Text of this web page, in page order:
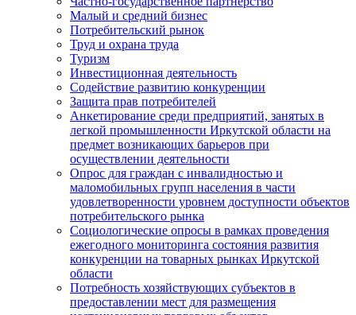
Малый и средний бизнес
Потребительский рынок
Труд и охрана труда
Туризм
Инвестиционная деятельность
Содействие развитию конкуренции
Защита прав потребителей
Анкетирование среди предприятий, занятых в
легкой промышленности Иркутской области на
предмет возникающих барьеров при
осуществлении деятельности
Опрос для граждан с инвалидностью и
маломобильных групп населения в части
удовлетворенности уровнем доступности объектов
потребительского рынка
Социологические опросы в рамках проведения
ежегодного мониторинга состояния развития
конкуренции на товарных рынках Иркутской
области
Потребность хозяйствующих субъектов в
предоставлении мест для размещения